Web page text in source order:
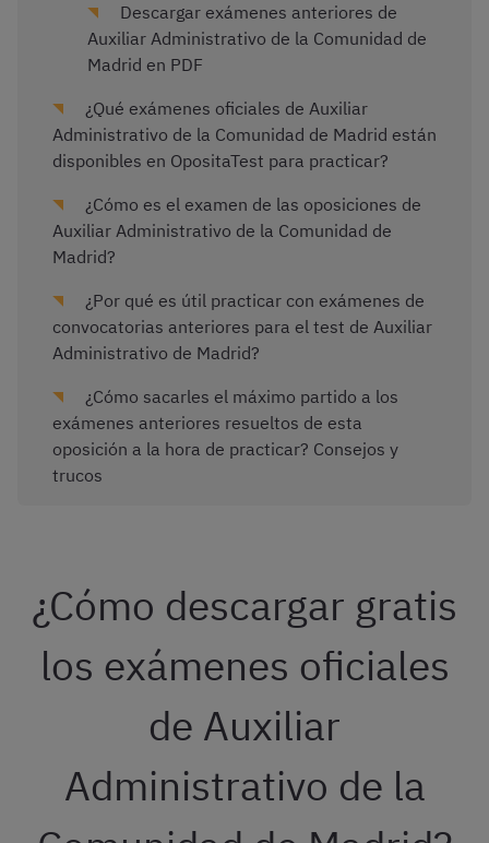
Descargar exámenes anteriores de
Auxiliar Administrativo de la Comunidad de
Madrid en PDF
¿Qué exámenes oficiales de Auxiliar
Administrativo de la Comunidad de Madrid están
disponibles en OpositaTest para practicar?
¿Cómo es el examen de las oposiciones de
Auxiliar Administrativo de la Comunidad de
Madrid?
¿Por qué es útil practicar con exámenes de
convocatorias anteriores para el test de Auxiliar
Administrativo de Madrid?
¿Cómo sacarles el máximo partido a los
exámenes anteriores resueltos de esta
oposición a la hora de practicar? Consejos y
trucos
¿Cómo descargar gratis
los exámenes oficiales
de Auxiliar
Administrativo de la